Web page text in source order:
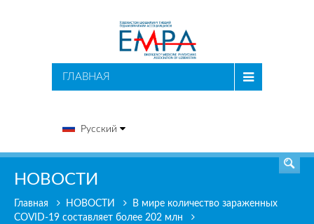
ГЛАВНАЯ
Русский
ПОИСК
НОВОСТИ
Главная НОВОСТИ
В мире количество зараженных
COVID-19 составляет более 202 млн